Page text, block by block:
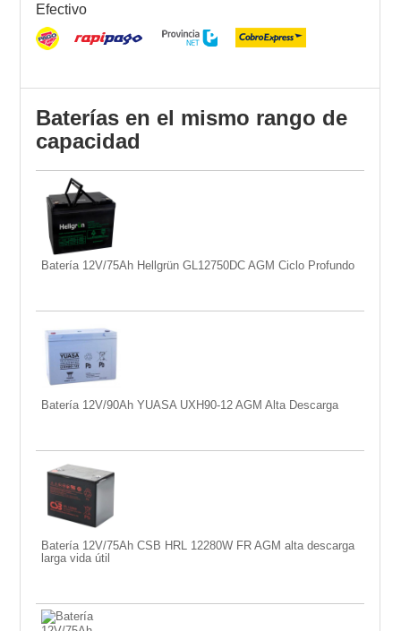
Efectivo
Baterías en el mismo rango de
capacidad
Batería 12V/75Ah Hellgrün GL12750DC AGM Ciclo Profundo
Batería 12V/90Ah YUASA UXH90-12 AGM Alta Descarga
Batería 12V/75Ah CSB HRL 12280W FR AGM alta descarga
larga vida útil